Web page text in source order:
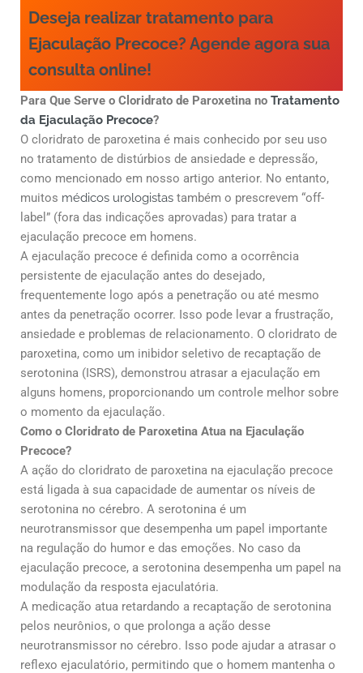
Deseja realizar tratamento para
Ejaculação Precoce? Agende agora sua
consulta online!
Para Que Serve o Cloridrato de Paroxetina no Tratamento
da Ejaculação Precoce?
O cloridrato de paroxetina é mais conhecido por seu uso
no tratamento de distúrbios de ansiedade e depressão,
como mencionado em nosso artigo anterior. No entanto,
muitos médicos urologistas também o prescrevem “off-
label” (fora das indicações aprovadas) para tratar a
ejaculação precoce em homens.
A ejaculação precoce é definida como a ocorrência
persistente de ejaculação antes do desejado,
frequentemente logo após a penetração ou até mesmo
antes da penetração ocorrer. Isso pode levar a frustração,
ansiedade e problemas de relacionamento. O cloridrato de
paroxetina, como um inibidor seletivo de recaptação de
serotonina (ISRS), demonstrou atrasar a ejaculação em
alguns homens, proporcionando um controle melhor sobre
o momento da ejaculação.
Como o Cloridrato de Paroxetina Atua na Ejaculação
Precoce?
A ação do cloridrato de paroxetina na ejaculação precoce
está ligada à sua capacidade de aumentar os níveis de
serotonina no cérebro. A serotonina é um
neurotransmissor que desempenha um papel importante
na regulação do humor e das emoções. No caso da
ejaculação precoce, a serotonina desempenha um papel na
modulação da resposta ejaculatória.
A medicação atua retardando a recaptação de serotonina
pelos neurônios, o que prolonga a ação desse
neurotransmissor no cérebro. Isso pode ajudar a atrasar o
reflexo ejaculatório, permitindo que o homem mantenha o